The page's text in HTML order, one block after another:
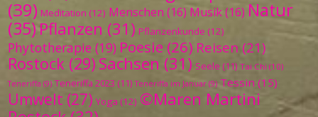
(39) Meditation (12) Menschen (16) Musik(16) Natur
(35)Pflanzen (31) Pflanzenkunde (12)
Phytotherapie (19) Poesie (26) Reisen (21)
Rostock (29) Sachsen (31) Seele (11) Tai Chi (10)
Teneriffa (9) Teneriffa 2023 (11) Teneriffa im Januar (9) Tessin (15)
Umwelt (27) Yoga (12) ©Maren Martini